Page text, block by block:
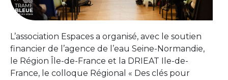
L’association Espaces a organisé, avec le soutien
financier de l’agence de l’eau Seine-Normandie,
le Région Île-de-France et la DRIEAT Ile-de-
France, le colloque Régional « Des clés pour